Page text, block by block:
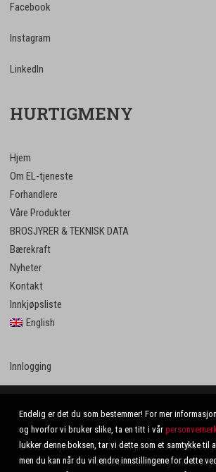
Facebook
Instagram
LinkedIn
HURTIGMENY
Hjem
Om EL-tjeneste
Forhandlere
Våre Produkter
BROSJYRER & TEKNISK DATA
Bærekraft
Nyheter
Kontakt
Innkjøpsliste
English
Innlogging
© 2020 El-tjeneste AS. Alle rettigheter reservert.
Personvernerklæring |
Endelig er det du som bestemmer! For mer
og hvorfor vi bruker slike, ta en titt i vår
lukker denne boksen, tar vi dette som et samtykke til
men du kan når du vil endre innstillingene for dette